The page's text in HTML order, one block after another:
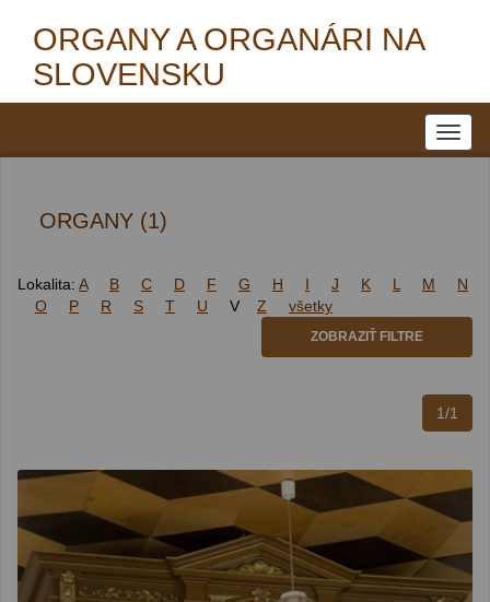
ORGANY A ORGANÁRI NA
SLOVENSKU
ORGANY (1)
Lokalita: A B C D F G H I J K L M
N
O
P R S T U V Z všetky
ZOBRAZIŤ FILTRE
1/1